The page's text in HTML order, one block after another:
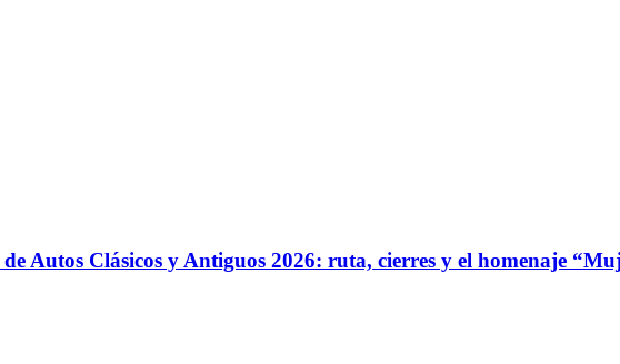
Autos Clásicos y Antiguos 2026: ruta, cierres y el homenaje